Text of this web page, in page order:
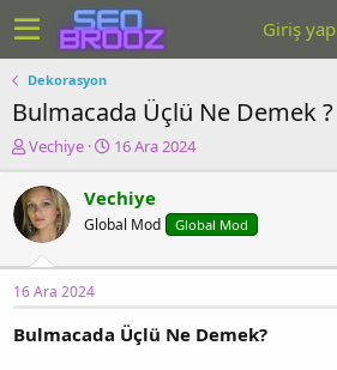
Giriş yap
Dekorasyon
Bulmacada Üçlü Ne Demek ?
K
n
u
y
b
a
l
Vechiye
B
ş
l
a
g
t
16 Ara 2024
Vechiye
Global Mod Global Mod
16 Ara 2024
Bulmacada Üçlü Ne Demek?